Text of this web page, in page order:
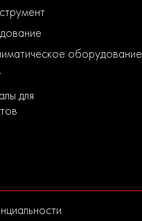
оборудование
для